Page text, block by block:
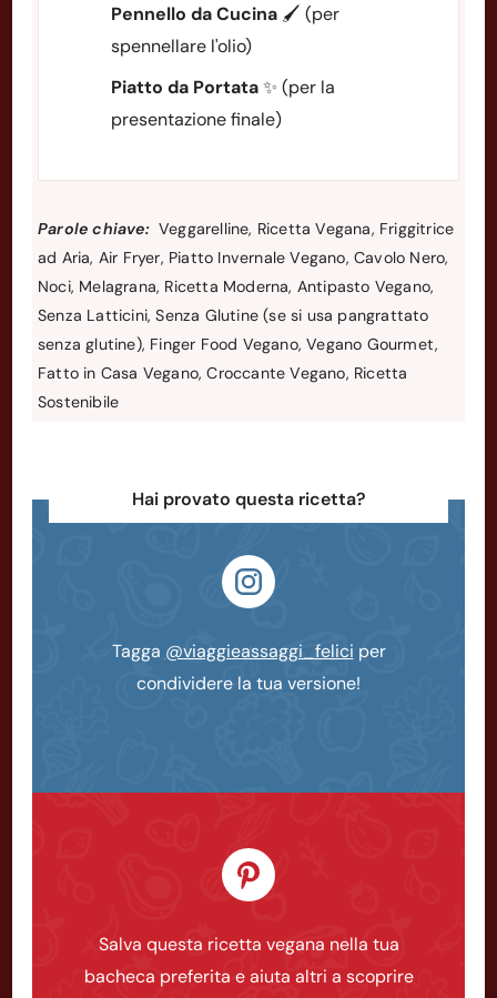
Pennello da Cucina 🖌️ (per
spennellare l'olio)
Piatto da Portata✨ (per la
presentazione finale)
Parole chiave: Veggarelline, Ricetta Vegana, Friggitrice
ad Aria, Air Fryer, Piatto Invernale Vegano, Cavolo Nero,
Noci, Melagrana, Ricetta Moderna, Antipasto Vegano,
Senza Latticini, Senza Glutine (se si usa pangrattato
senza glutine), Finger Food Vegano, Vegano Gourmet,
Fatto in Casa Vegano, Croccante Vegano, Ricetta
Sostenibile
Hai provato questa ricetta?
Tagga @viaggieassaggi_felici per
condividere la tua versione!
Salva questa ricetta vegana nella tua
bacheca preferita e aiuta altri a scoprire